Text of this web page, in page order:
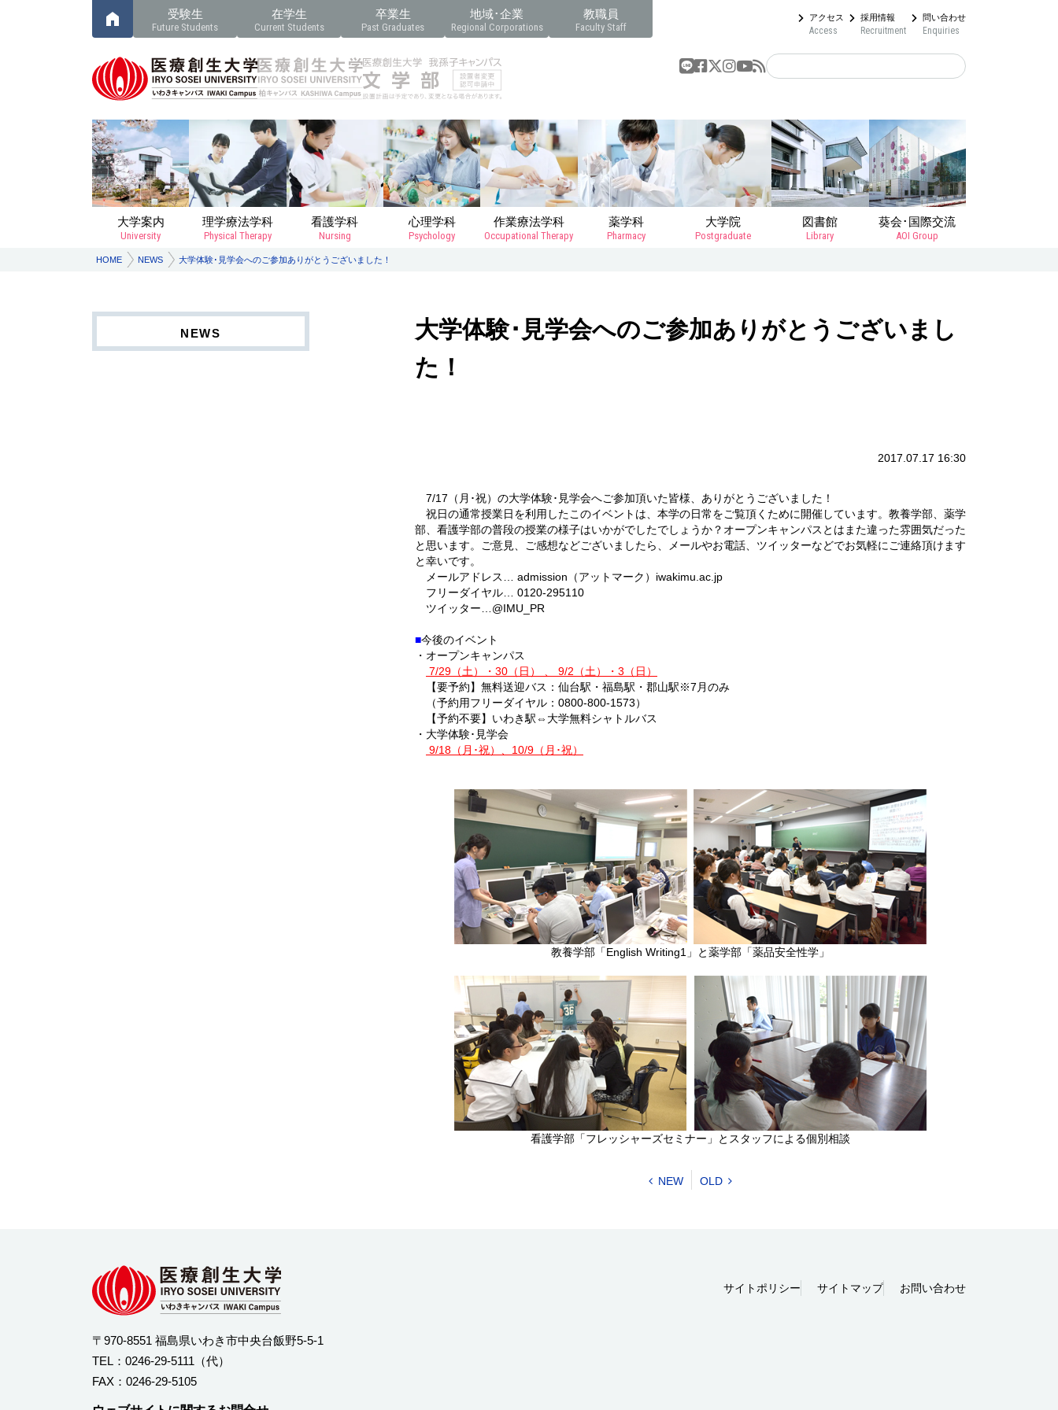
受験生
Future Students
在学生
Current Students
卒業生
Past Graduates
地域･企業
Regional Corporations
教職員
Faculty Staff
アクセス
Access
採用情報
Recruitment
問い合わせ
Enquiries
大学案内
University
理学療法学科
Physical Therapy
看護学科
Nursing
心理学科
Psychology
作業療法学科
Occupational Therapy
薬学科
Pharmacy
大学院
Postgraduate
図書館
Library
葵会･国際交流
AOI Group
HOME NEWS 大学体験･見学会へのご参加ありがとうございました！
大学体験･見学会へのご参加ありがとうございまし
た！
2017.07.17 16:30
7/17（月･祝）の大学体験･見学会へご参加頂いた皆様、ありがとうございました！
祝日の通常授業日を利用したこのイベントは、本学の日常をご覧頂くために開催しています。教養学部、薬学
部、看護学部の普段の授業の様子はいかがでしたでしょうか？オープンキャンパスとはまた違った雰囲気だった
と思います。ご意見、ご感想などございましたら、メールやお電話、ツイッターなどでお気軽にご連絡頂けます
と幸いです。
メールアドレス… admission（アットマーク）iwakimu.ac.jp
フリーダイヤル… 0120-295110
ツイッター…@IMU_PR
■今後のイベント
・オープンキャンパス
7/29（土）・30（日） 、 9/2（土）・3（日）
【要予約】 無料送迎バス：仙台駅・福島駅・郡山駅※7月のみ
（予約用フリーダイヤル：0800-800-1573）
【予約不要】いわき駅⇔大学無料シャトルバス
・大学体験･見学会
9/18（月･祝）、10/9（月･祝）
教養学部「English Writing1」と薬学部「薬品安全性学」
看護学部「フレッシャーズセミナー」とスタッフによる個別相談
NEW OLD
NEWS
サイトポリシー サイトマップ お問い合わせ
〒970-8551 福島県いわき市中央台飯野5-5-1
TEL： 0246-29-5111 （代）
FAX：0246-29-5105